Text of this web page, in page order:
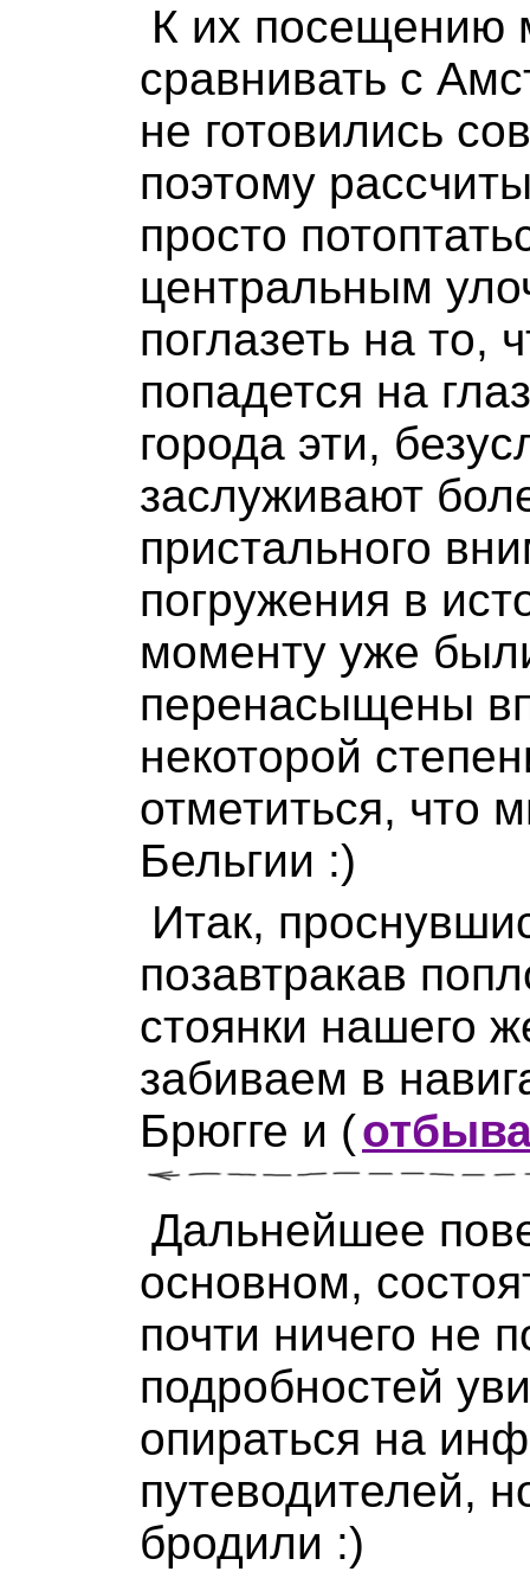
К их посещению
сравнивать с
не готовились
поэтому
просто
центральным
поглазеть на то,
попадется на
города эти,
заслуживают
пристального
погружения в
моменту уже
перенасыщены
некоторой
отметиться, что
Бельгии :)
Итак,
позавтракав
стоянки нашего
забиваем в
Брюгге и (
Дальнейшее
основном,
почти ничего не
подробностей
опираться на
путеводителей,
бродили :)